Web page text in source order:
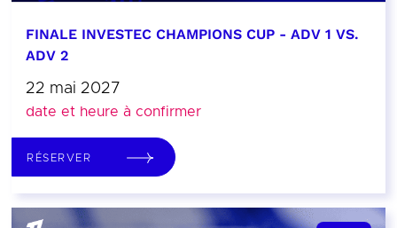
FINALE INVESTEC CHAMPIONS CUP - ADV 1 VS.
ADV 2
22 mai 2027
date et heure à confirmer
RÉSERVER